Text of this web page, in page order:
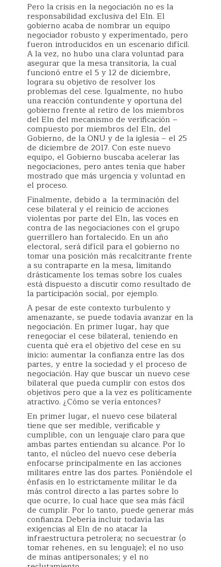
Pero la crisis en la negociación no es la
responsabilidad exclusiva del Eln. El
gobierno acaba de nombrar un equipo
negociador robusto y experimentado, pero
fueron introducidos en un escenario difícil.
A la vez, no hubo una clara voluntad para
asegurar que la mesa transitoria, la cual
funcionó entre el 5 y 12 de diciembre,
lograra su objetivo de resolver los
problemas del cese. Igualmente, no hubo
una reacción contundente y oportuna del
gobierno frente al retiro de los miembros
del Eln del mecanismo de verificación –
compuesto por miembros del Eln, del
Gobierno, de la ONU y de la iglesia – el 25
de diciembre de 2017. Con este nuevo
equipo, el Gobierno buscaba acelerar las
negociaciones, pero antes tenía que haber
mostrado que más urgencia y voluntad en
el proceso.
Finalmente, debido a la terminación del
cese bilateral y el reinicio de acciones
violentas por parte del Eln, las voces en
contra de las negociaciones con el grupo
guerrillero han fortalecido. En un año
electoral, será difícil para el gobierno no
tomar una posición más recalcitrante frente
a su contraparte en la mesa, limitando
drásticamente los temas sobre los cuales
está dispuesto a discutir como resultado de
la participación social, por ejemplo.
A pesar de este contexto turbulento y
amenazante, se puede todavía avanzar en la
negociación. En primer lugar, hay que
renegociar el cese bilateral, teniendo en
cuenta qué era el objetivo del cese en su
inicio: aumentar la confianza entre las dos
partes, y entre la sociedad y el proceso de
negociación. Hay que buscar un nuevo cese
bilateral que pueda cumplir con estos dos
objetivos pero que a la vez es políticamente
atractivo. ¿Cómo se vería entonces?
En primer lugar, el nuevo cese bilateral
tiene que ser medible, verificable y
cumplible, con un lenguaje claro para que
ambas partes entiendan su alcance. Por lo
tanto, el núcleo del nuevo cese debería
enfocarse principalmente en las acciones
militares entre las dos partes. Poniéndole el
énfasis en lo estrictamente militar le da
más control directo a las partes sobre lo
que ocurre, lo cual hace que sea más fácil
de cumplir. Por lo tanto, puede generar más
confianza. Debería incluir todavía las
exigencias al Eln de no atacar la
infraestructura petrolera; no secuestrar (o
tomar rehenes, en su lenguaje); el no uso
de minas antipersonales; y el no